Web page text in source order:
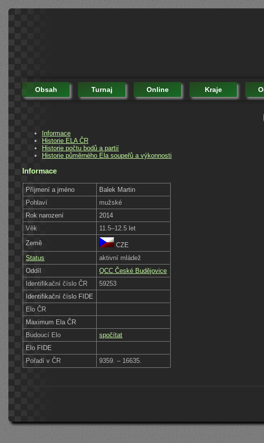
Obsah Turnaj Online Kraje
Informace
Historie ELA ČR
Historie počtu bodů a partií
Historie půměrného Ela soupeřů a výkonnosti
Informace
Příjmení a jméno
Balek Martin
Pohlaví
mužské
Rok narození
2014
Věk
11.5–12.5 let
Země
CZE
Status
aktivní mládež
Oddíl
QCC České Budějovice
Identifikační číslo ČR
59253
Identifikační číslo FIDE
Elo ČR
Maximum Ela ČR
Budoucí Elo
spočítat
Elo FIDE
Pořadí v ČR
9359. – 16635.